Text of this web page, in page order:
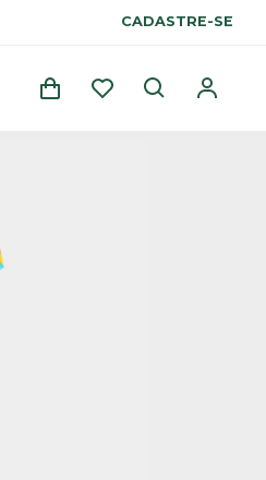
CADASTRE-SE